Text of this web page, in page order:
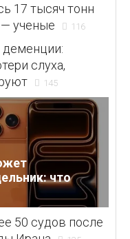
17 тысяч тонн
ученые
116
слуха,
145
что
50 судов после